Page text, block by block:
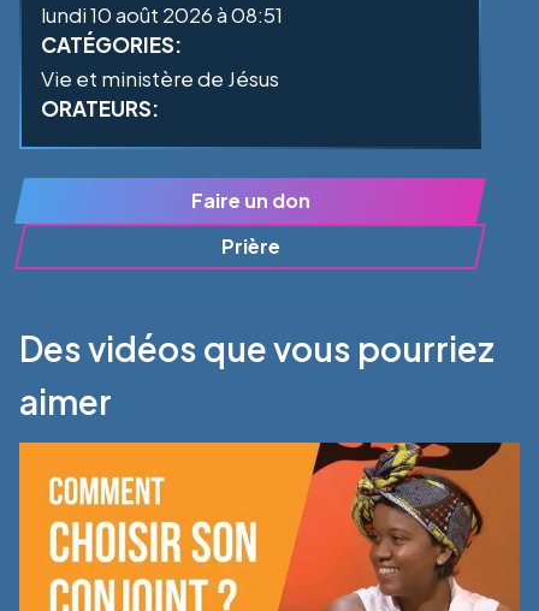
lundi 10 août 2026 à 08:51
CATÉGORIES:
Vie et ministère de Jésus
ORATEURS:
Faire un don
Prière
Des vidéos que vous pourriez
aimer